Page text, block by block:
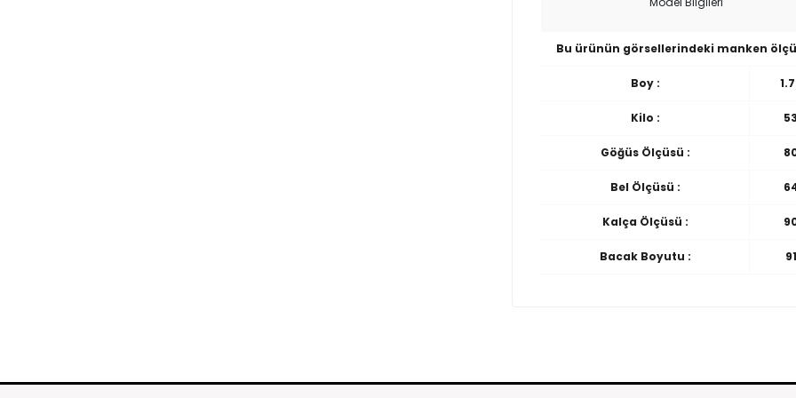
Bu ürünün görsellerindeki manken
Boy :
Kilo : 53
Göğüs Ölçüsü :
Bel Ölçüsü :
Kalça Ölçüsü :
Bacak Boyutu : 91